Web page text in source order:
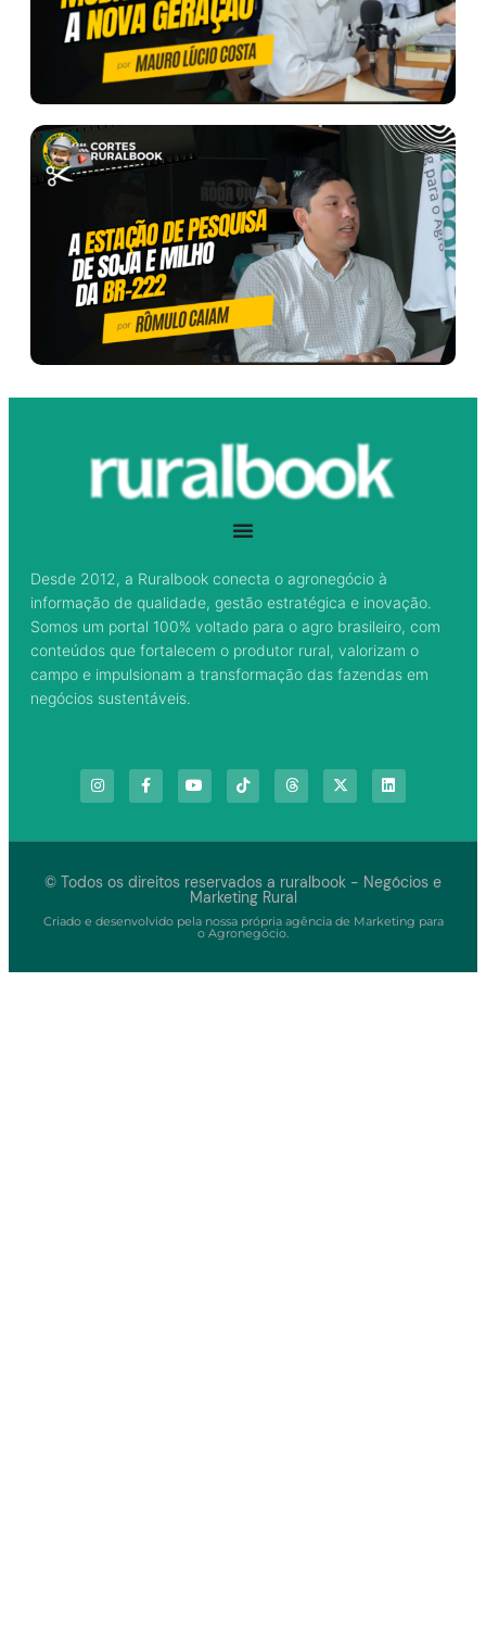
Desde 2012, a Ruralbook conecta o agronegócio à
informação de qualidade, gestão estratégica e inovação.
Somos um portal 100% voltado para o agro brasileiro, com
conteúdos que fortalecem o produtor rural, valorizam o
campo e impulsionam a transformação das fazendas em
negócios sustentáveis.
© Todos os direitos reservados a ruralbook - Negócios e
Marketing Rural
Criado e desenvolvido pela nossa própria agência de Marketing para
o Agronegócio.